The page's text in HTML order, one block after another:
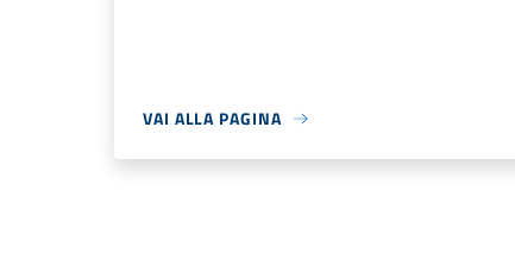
VAI ALLA PAGINA